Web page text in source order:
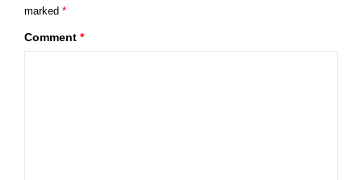
marked *
Comment *